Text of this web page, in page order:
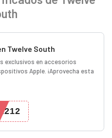
Twelve South
exclusivos en accesorios
Apple. ¡Aprovecha esta
1212